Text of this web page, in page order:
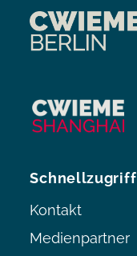
Schnellzugriff
Kontakt
Medienpartner